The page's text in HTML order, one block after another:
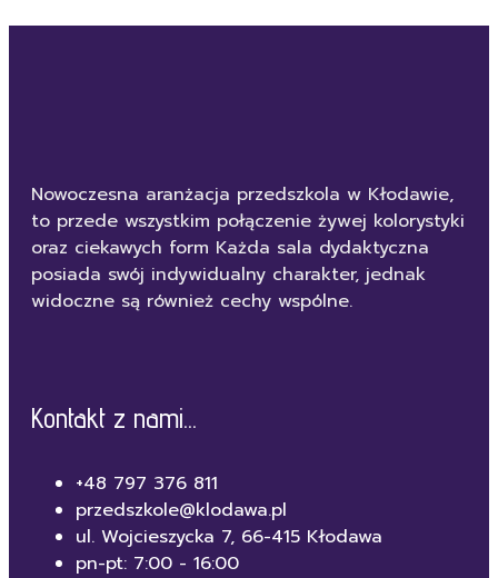
Nowoczesna aranżacja przedszkola w Kłodawie,
to przede wszystkim połączenie żywej kolorystyki
oraz ciekawych form Każda sala dydaktyczna
posiada swój indywidualny charakter, jednak
widoczne są również cechy wspólne.
Kontakt z nami...
+48 797 376 811
przedszkole@klodawa.pl
ul. Wojcieszycka 7, 66-415 Kłodawa
pn-pt: 7:00 - 16:00